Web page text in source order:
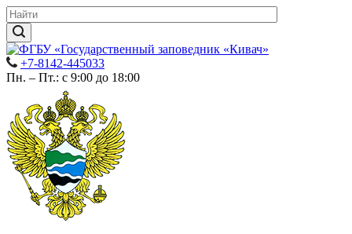
+7-8142-445033
Пн. – Пт.: с 9:00 до 18:00